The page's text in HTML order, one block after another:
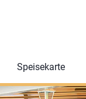
Speisekarte